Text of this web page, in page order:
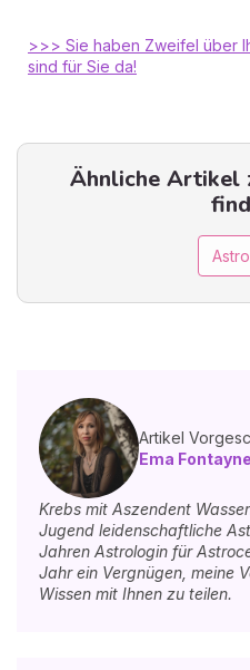
>>> Sie haben Zweifel über
sind für Sie da!
Ähnliche Artikel
Artikel
Ema
Krebs mit Aszendent
Jugend leidenschaftliche
Jahren Astrologin für
Jahr ein Vergnügen, meine
Wissen mit Ihnen zu teilen.